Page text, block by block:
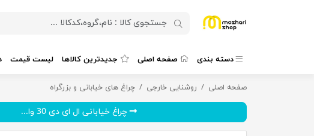
دسته بندی صفحه اصلی جدیدترین کالاها لیست قیمت
صفحه اصلی روشنایی خارجی چراغ های خیابانی و بزرگراه چراغ خیابانی گلنور 150 وات بخار سدیم مدل کیهان 2
چراغ خیابانی ال ای دی 30 وا...